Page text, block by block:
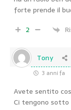
forte prende il
2
Tony
3 anni fa
Avete sentito
Ci tengono sotto